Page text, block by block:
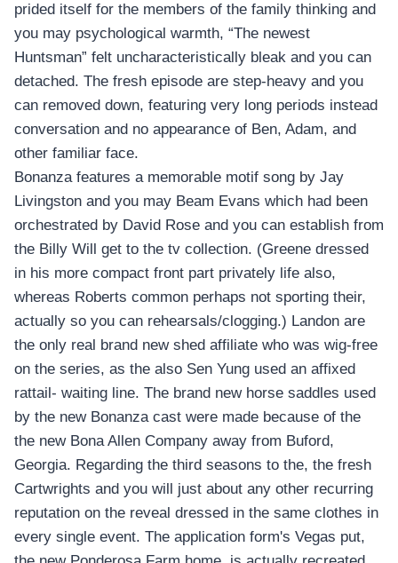
prided itself for the members of the family thinking and
you may psychological warmth, “The newest
Huntsman” felt uncharacteristically bleak and you can
detached. The fresh episode are step-heavy and you
can removed down, featuring very long periods instead
conversation and no appearance of Ben, Adam, and
other familiar face.
Bonanza features a memorable motif song by Jay
Livingston and you may Beam Evans which had been
orchestrated by David Rose and you can establish from
the Billy Will get to the tv collection. (Greene dressed
in his more compact front part privately life also,
whereas Roberts common perhaps not sporting their,
actually so you can rehearsals/clogging.) Landon are
the only real brand new shed affiliate who was wig-free
on the series, as the also Sen Yung used an affixed
rattail- waiting line. The brand new horse saddles used
by the new Bonanza cast were made because of the
the new Bona Allen Company away from Buford,
Georgia. Regarding the third seasons to the, the fresh
Cartwrights and you will just about any other recurring
reputation on the reveal dressed in the same clothes in
every single event. The application form's Vegas put,